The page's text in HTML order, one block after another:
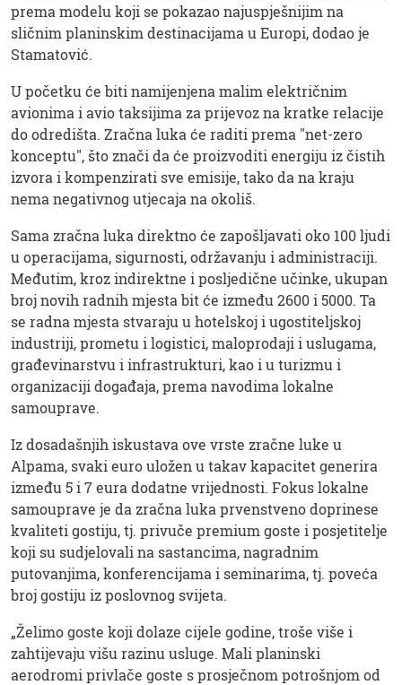
prema modelu koji se pokazao najuspješnijim na
sličnim planinskim destinacijama u Europi, dodao je
Stamatović.
U početku će biti namijenjena malim električnim
avionima i avio taksijima za prijevoz na kratke relacije
do odredišta. Zračna luka će raditi prema "net-zero
konceptu", što znači da će proizvoditi energiju iz čistih
izvora i kompenzirati sve emisije, tako da na kraju
nema negativnog utjecaja na okoliš.
Sama zračna luka direktno će zapošljavati oko 100 ljudi
u operacijama, sigurnosti, održavanju i administraciji.
Međutim, kroz indirektne i posljedične učinke, ukupan
broj novih radnih mjesta bit će između 2600 i 5000. Ta
se radna mjesta stvaraju u hotelskoj i ugostiteljskoj
industriji, prometu i logistici, maloprodaji i uslugama,
građevinarstvu i infrastrukturi, kao i u turizmu i
organizaciji događaja, prema navodima lokalne
samouprave.
Iz dosadašnjih iskustava ove vrste zračne luke u
Alpama, svaki euro uložen u takav kapacitet generira
između 5 i 7 eura dodatne vrijednosti. Fokus lokalne
samouprave je da zračna luka prvenstveno doprinese
kvaliteti gostiju, tj. privuče premium goste i posjetitelje
koji su sudjelovali na sastancima, nagradnim
putovanjima, konferencijama i seminarima, tj. poveća
broj gostiju iz poslovnog svijeta.
„Želimo goste koji dolaze cijele godine, troše više i
zahtijevaju višu razinu usluge. Mali planinski
aerodromi privlače goste s prosječnom potrošnjom od